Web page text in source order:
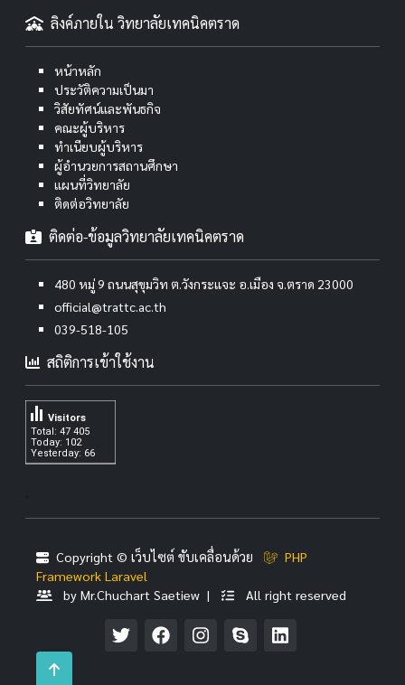
ลิงค์ภายใน วิทยาลัยเทคนิคตราด
หน้าหลัก
ประวัติความเป็นมา
วิสัยทัศน์และพันธกิจ
คณะผู้บริหาร
ทำเนียบผู้บริหาร
ผู้อำนวยการสถานศึกษา
แผนที่วิทยาลัย
ติดต่อวิทยาลัย
ติดต่อ-ข้อมูลวิทยาลัยเทคนิคตราด
480 หมู่ 9 ถนนสุขุมวิท ต.วังกระแจะ อ.เมือง จ.ตราด 23000
official@trattc.ac.th
039-518-105
สถิติการเข้าใช้งาน
Total: 47 405
Today: 102
Yesterday: 66
Visitors
Copyright © เว็บไซต์ ขับเคลื่อนด้วย
PHP
Framework Laravel
by Mr.Chuchart Saetiew |
All right reserved